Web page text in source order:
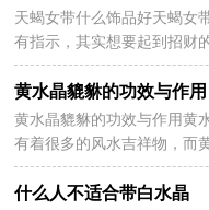
天蝎女带什么饰品好天蝎女
有指示，其实想要起到招财
运势，可以给自己招来好运
黄水晶貔貅的功效与作用
黄水晶貔貅的功效与作用黄
有着很多的风水吉祥物，而
戴也是有一些讲究的，下面
什么人不适合带白水晶